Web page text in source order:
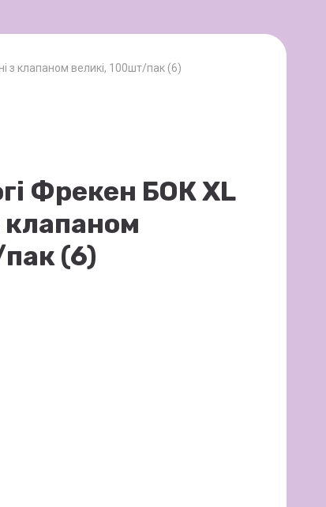
з клапаном великі, 100шт/пак (6)
Фрекен БОК XL
клапаном
(6)